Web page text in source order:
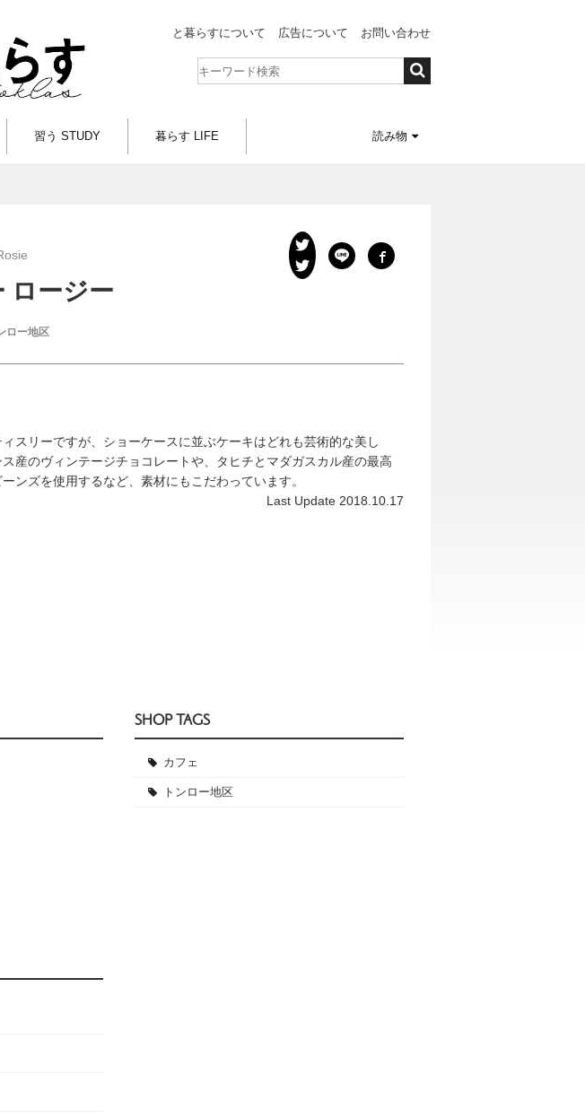
と暮らすについて 広告について お問い合わせ
習う STUDY 暮らす LIFE 読み物
ロージー
ロー地区
スリーですが、ショーケースに並ぶケーキはどれも芸術的な美し
産のヴィンテージチョコレートや、タヒチとマダガスカル産の最高
ンズを使用するなど、素材にもこだわっています。
Last Update 2018.10.17
SHOP TAGS
カフェ
トンロー地区